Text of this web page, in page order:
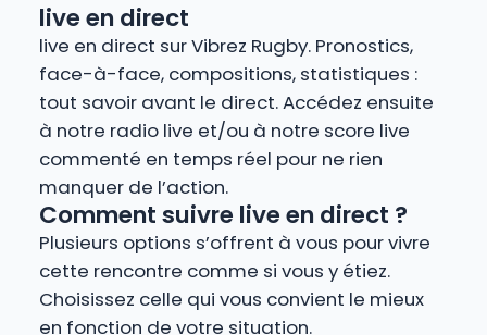
live en direct
live en direct sur Vibrez Rugby. Pronostics,
face-à-face, compositions, statistiques :
tout savoir avant le direct. Accédez ensuite
à notre radio live et/ou à notre score live
commenté en temps réel pour ne rien
manquer de l’action.
Comment suivre live en direct ?
Plusieurs options s’offrent à vous pour vivre
cette rencontre comme si vous y étiez.
Choisissez celle qui vous convient le mieux
en fonction de votre situation.